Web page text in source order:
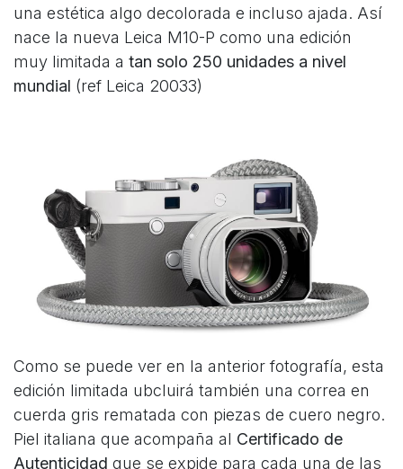
una estética algo decolorada e incluso ajada. Así
nace la nueva Leica M10-P como una edición
muy limitada a tan solo 250 unidades a nivel
mundial (ref Leica 20033)
Como se puede ver en la anterior fotografía, esta
edición limitada ubcluirá también una correa en
cuerda gris rematada con piezas de cuero negro.
Piel italiana que acompaña al Certificado de
Autenticidad que se expide para cada una de las